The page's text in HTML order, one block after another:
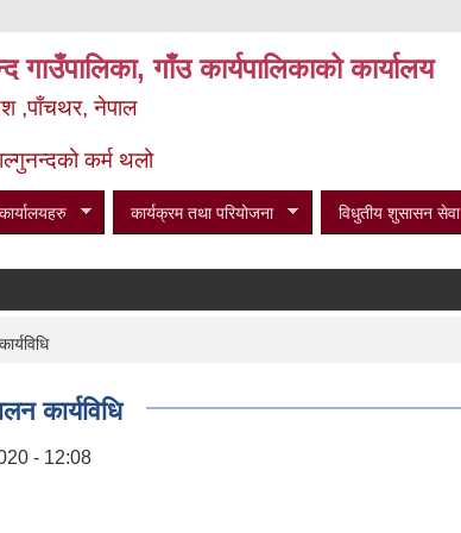
गाउँपालिका, गाँउ कार्यपालिकाको कार्यालय
,पाँचथर, नेपाल
कर्म थलो
कार्यक्रम तथा परियोजना विधुतीय शुसासन सेवा
कार्यविधि
- 12:08